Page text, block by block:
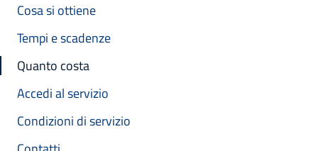
Cosa si ottiene
Tempi e scadenze
Quanto costa
Accedi al servizio
Condizioni di servizio